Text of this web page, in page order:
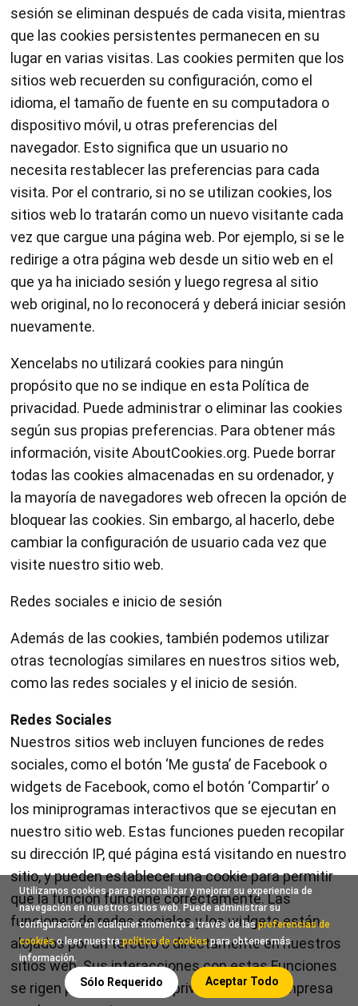
sesión se eliminan después de cada visita, mientras
que las cookies persistentes permanecen en su
lugar en varias visitas. Las cookies permiten que los
sitios web recuerden su configuración, como el
idioma, el tamaño de fuente en su computadora o
dispositivo móvil, u otras preferencias del
navegador. Esto significa que un usuario no
necesita restablecer las preferencias para cada
visita. Por el contrario, si no se utilizan cookies, los
sitios web lo tratarán como un nuevo visitante cada
vez que cargue una página web. Por ejemplo, si se le
redirige a otra página web desde un sitio web en el
que ya ha iniciado sesión y luego regresa al sitio
web original, no lo reconocerá y deberá iniciar sesión
nuevamente.
Xencelabs no utilizará cookies para ningún
propósito que no se indique en esta Política de
privacidad. Puede administrar o eliminar las cookies
según sus propias preferencias. Para obtener más
información, visite AboutCookies.org. Puede borrar
todas las cookies almacenadas en su ordenador, y
la mayoría de navegadores web ofrecen la opción de
bloquear las cookies. Sin embargo, al hacerlo, debe
cambiar la configuración de usuario cada vez que
visite nuestro sitio web.
Redes sociales e inicio de sesión
Además de las cookies, también podemos utilizar
otras tecnologías similares en nuestros sitios web,
como las redes sociales y el inicio de sesión.
Redes Sociales
Nuestros sitios web incluyen funciones de redes
sociales, como el botón ‘Me gusta’ de Facebook o
widgets de Facebook, como el botón ‘Compartir’ o
los miniprogramas interactivos que se ejecutan en
nuestro sitio web. Estas funciones pueden recopilar
su dirección IP, qué página está visitando en nuestro
sitio, y pueden establecer una cookie para permitir
que la función funcione correctamente. Las
funciones de redes sociales y los widgets están
alojados por un tercero o directamente en nuestros
sitios web. Sus interacciones con estas Funciones
se rigen por la política de privacidad de la empresa
Utilizamos cookies para personalizar y mejorar su experiencia de
navegación en nuestros sitios web. Puede administrar su
configuración en cualquier momento a través de laspreferencias de
cookieso leer nuestrapolítica de cookiespara obtener más
información.
Sólo Requerido Aceptar Todo